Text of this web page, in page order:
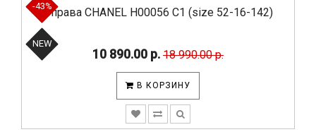
-43%
NEW
Оправа CHANEL H00056 C1 (size 52-16-142)
10 890.00 р. 18 990.00 р.
В КОРЗИНУ